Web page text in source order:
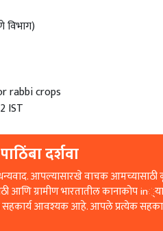
विभाग)
rabbi crops
IST
दर्शवा
आपल्यासारखे वाचक आमच्यासाठी
आणि ग्रामीण भारतातील कानाकोप
सहकार्य आवश्यक आहे. आपले प्रत्येक